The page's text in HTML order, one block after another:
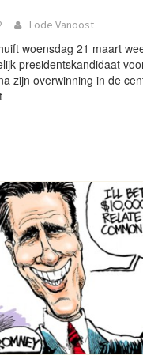
Lode Vanoost
woensdag 21 maart
presidentskandidaat
zijn overwinning in de